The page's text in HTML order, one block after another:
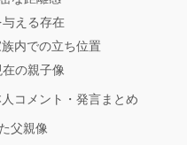
える存在
内での立ち位置
の親子像
コメント・発言まとめ
父親像